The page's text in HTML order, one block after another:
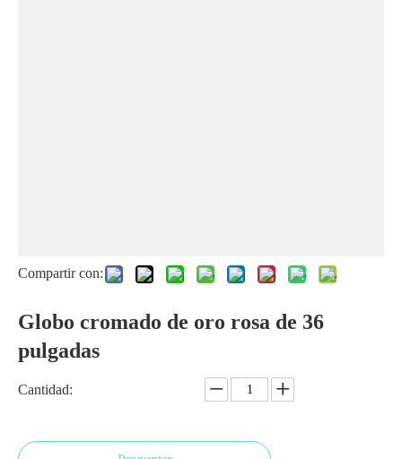
Compartir con:
Globo cromado de oro rosa de 36
pulgadas
Cantidad: